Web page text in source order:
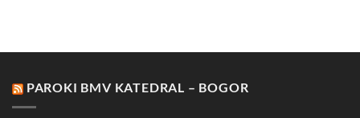
PAROKI BMV KATEDRAL – BOGOR